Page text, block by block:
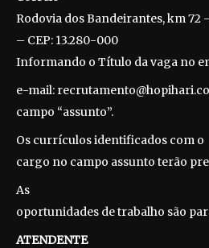
Rodovia dos Bandeirantes, km 72
– CEP: 13.280-000
Informando o Título da vaga no
e-mail:
campo “assunto”.
Os currículos identificados com o
cargo no campo assunto terão
As
oportunidades de trabalho são
ATENDENTE